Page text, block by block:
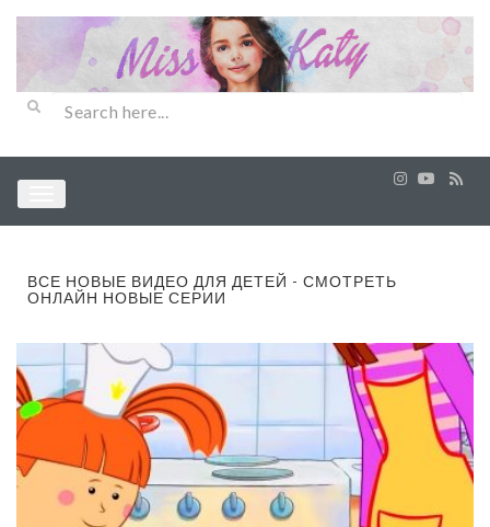
ВСЕ НОВЫЕ ВИДЕО ДЛЯ ДЕТЕЙ - СМОТРЕТЬ
ОНЛАЙН НОВЫЕ СЕРИИ